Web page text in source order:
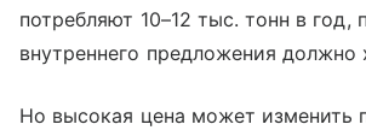
потребляют 10–12 тыс. тонн в год,
внутреннего предложения должно
Но высокая цена может изменить